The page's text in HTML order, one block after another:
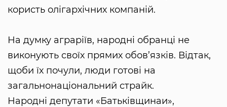
користь олігархічних компаній.
На думку аграріїв, народні обранці не
виконують своїх прямих обов’язків. Відтак,
щоби їх почули, люди готові на
загальнонаціональний страйк.
Народні депутати «Батьківщинаи»,